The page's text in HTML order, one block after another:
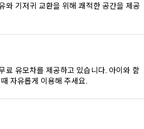
와 기저귀 교환을 위해 쾌적한 공간을 제공
료 유모차를 제공하고 있습니다. 아이와 함
자유롭게 이용해 주세요.